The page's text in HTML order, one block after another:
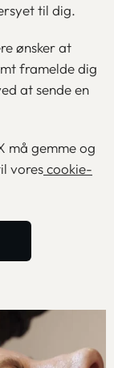
til dig.
ønsker at
framelde dig
at sende en
må gemme og
vorescookie-